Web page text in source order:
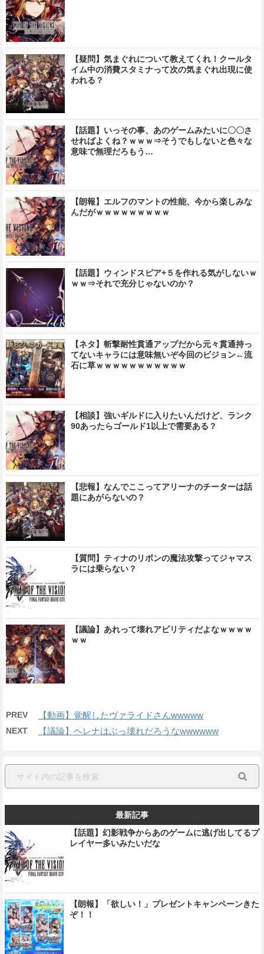
【疑問】気まぐれについて教えてくれ！クールタ
イム中の消費スタミナって次の気まぐれ出現に使
われる？
【話題】いっその事、あのゲームみたいに〇〇さ
せればよくね？ｗｗｗ⇒そうでもしないと色々な
意味で無理だろもう…
【朗報】エルフのマントの性能、今から楽しみな
んだがｗｗｗｗｗｗｗｗｗ
【話題】ウィンドスピア+５を作れる気がしないｗ
ｗｗ⇒それで充分じゃないのか？
【ネタ】斬撃耐性貫通アップだから元々貫通持っ
てないキャラには意味無いぞ今回のビジョン←流
石に草ｗｗｗｗｗｗｗｗｗｗｗ
【相談】強いギルドに入りたいんだけど、ランク
90あったらゴールド1以上で需要ある？
【悲報】なんでここってアリーナのチーターは話
題にあがらないの？
【質問】ティナのリボンの魔法攻撃ってジャマス
ラには乗らない？
【議論】あれって壊れアビリティだよなｗｗｗｗ
ｗｗ
PREV 【動画】覚醒したヴァライドさんwwwww
NEXT 【議論】ヘレナはぶっ壊れだろうなwwwwww
最新記事
【話題】幻影戦争からあのゲームに逃げ出してるプ
レイヤー多いみたいだな
【朗報】「欲しい！」プレゼントキャンペーンきた
ぞ！！